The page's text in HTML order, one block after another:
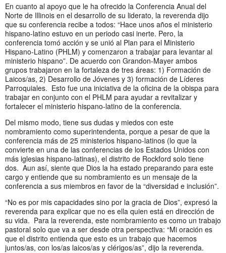
En cuanto al apoyo que le ha ofrecido la Conferencia Anual del
Norte de Illinois en el desarrollo de su liderato, la reverenda dijo
que su conferencia recibe a todos: “Hace unos años el ministerio
hispano-latino estuvo en un periodo casi inerte. Pero, la
conferencia tomó acción y se unió al Plan para el Ministerio
Hispano-Latino (PHLM) y comenzaron a trabajar para levantar al
ministerio hispano”. De acuerdo con Grandon-Mayer ambos
grupos trabajaron en la fortaleza de tres áreas: 1) Formación de
Laicos/as, 2) Desarrollo de Jóvenes y 3) formación de Líderes
Parroquiales. Esto fue una iniciativa de la oficina de la obispa para
trabajar en conjunto con el PHLM para ayudar a revitalizar y
fortalecer el ministerio hispano-latino de la conferencia.
Del mismo modo, tiene sus dudas y miedos con este
nombramiento como superintendenta, porque a pesar de que la
conferencia más de 25 ministerios hispano-latinos (lo que la
convierte en una de las conferencias de los Estados Unidos con
más iglesias hispano-latinas), el distrito de Rockford solo tiene
dos. Aun así, siente que Dios la ha estado preparando para este
cargo y entiende que su nombramiento es un mensaje de la
conferencia a sus miembros en favor de la “diversidad e inclusión”.
“No es por mis capacidades sino por la gracia de Dios”, expresó la
reverenda para explicar que no es ella quien está en dirección de
su vida. Para la reverenda, este nombramiento es como un trabajo
pastoral solo que va a ser desde otra perspectiva: “Mi oración es
que el distrito entienda que esto es un trabajo que hacemos
juntos/as, con los/as laicos/as y clérigos/as”, dijo la reverenda.